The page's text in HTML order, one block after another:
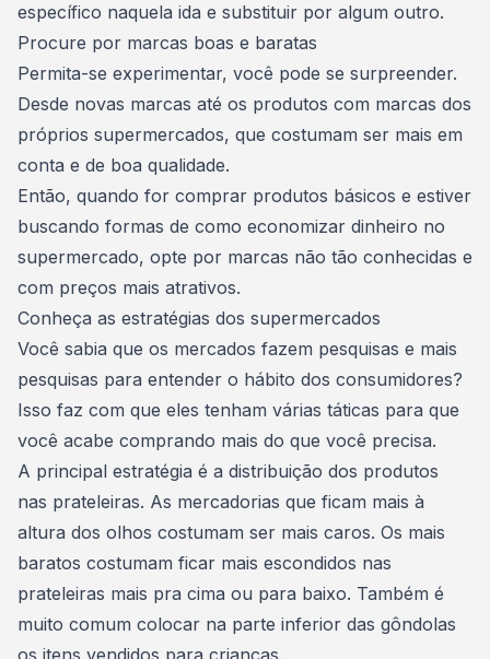
específico naquela ida e substituir por algum outro.
Procure por marcas boas e baratas
Permita-se experimentar, você pode se surpreender.
Desde novas marcas até os produtos com marcas dos
próprios supermercados, que costumam ser mais em
conta e de boa qualidade.
Então, quando for comprar produtos básicos e estiver
buscando formas de como economizar dinheiro no
supermercado, opte por marcas não tão conhecidas e
com preços mais atrativos.
Conheça as estratégias dos supermercados
Você sabia que os mercados fazem pesquisas e mais
pesquisas para entender o hábito dos consumidores?
Isso faz com que eles tenham várias táticas para que
você acabe comprando mais do que você precisa.
A principal estratégia é a distribuição dos produtos
nas prateleiras. As mercadorias que ficam mais à
altura dos olhos costumam ser mais caros. Os mais
baratos costumam ficar mais escondidos nas
prateleiras mais pra cima ou para baixo. Também é
muito comum colocar na parte inferior das gôndolas
os itens vendidos para crianças.